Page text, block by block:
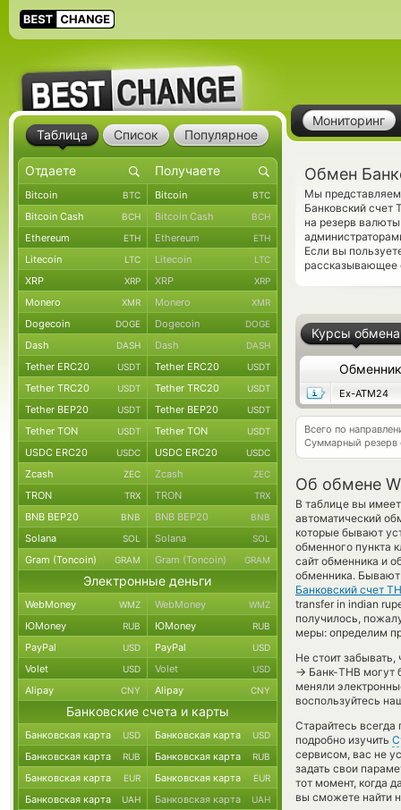
Мониторинг
Обмен
Мы представляем
Банковский счет
на резерв
Если вы
рассказывающее
Курсы обмена
Обменник
Ex-ATM24
Всего по
Суммарный резерв
Об обмене
В таблице вы
автоматический
которые бывают
обменного пункта
сайт обменника и
обменника. Бывают
Банковский счет
transfer in indian
получилось,
меры: определим
Не стоит
→ Банк-THB могут
меняли
воспользуйтесь
Старайтесь
подробно изучить
сервисом, вас не
задать свои
тот момент, когда
вы сможете найти
Таблица Список Популярное
Bitcoin BTC Bitcoin BTC
Bitcoin Cash BCH Bitcoin Cash BCH
Ethereum ETH Ethereum ETH
Litecoin LTC Litecoin LTC
XRP XRP XRP XRP
Monero XMR Monero XMR
Dogecoin DOGE Dogecoin DOGE
Dash DASH Dash DASH
Tether ERC20 USDT Tether ERC20 USDT
Tether TRC20 USDT Tether TRC20 USDT
Tether BEP20 USDT Tether BEP20 USDT
Tether TON USDT Tether TON USDT
USDC ERC20 USDC USDC ERC20 USDC
Zcash ZEC Zcash ZEC
TRON TRX TRON TRX
BNB BEP20 BNB BNB BEP20 BNB
Solana SOL Solana SOL
Gram (Toncoin) GRAM Gram (Toncoin) GRAM
Электронные деньги
WebMoney WMZ WebMoney WMZ
ЮMoney RUB ЮMoney RUB
PayPal USD PayPal USD
Volet USD Volet USD
Alipay CNY Alipay CNY
Банковские счета и карты
Банковская карта USD Банковская карта USD
Банковская карта RUB Банковская карта RUB
Банковская карта EUR Банковская карта EUR
Банковская карта UAH Банковская карта UAH